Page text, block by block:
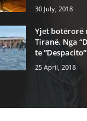
30 July, 2018
Yjet botërorë
Tiranë. Nga
te “Despacito”
25 April, 2018